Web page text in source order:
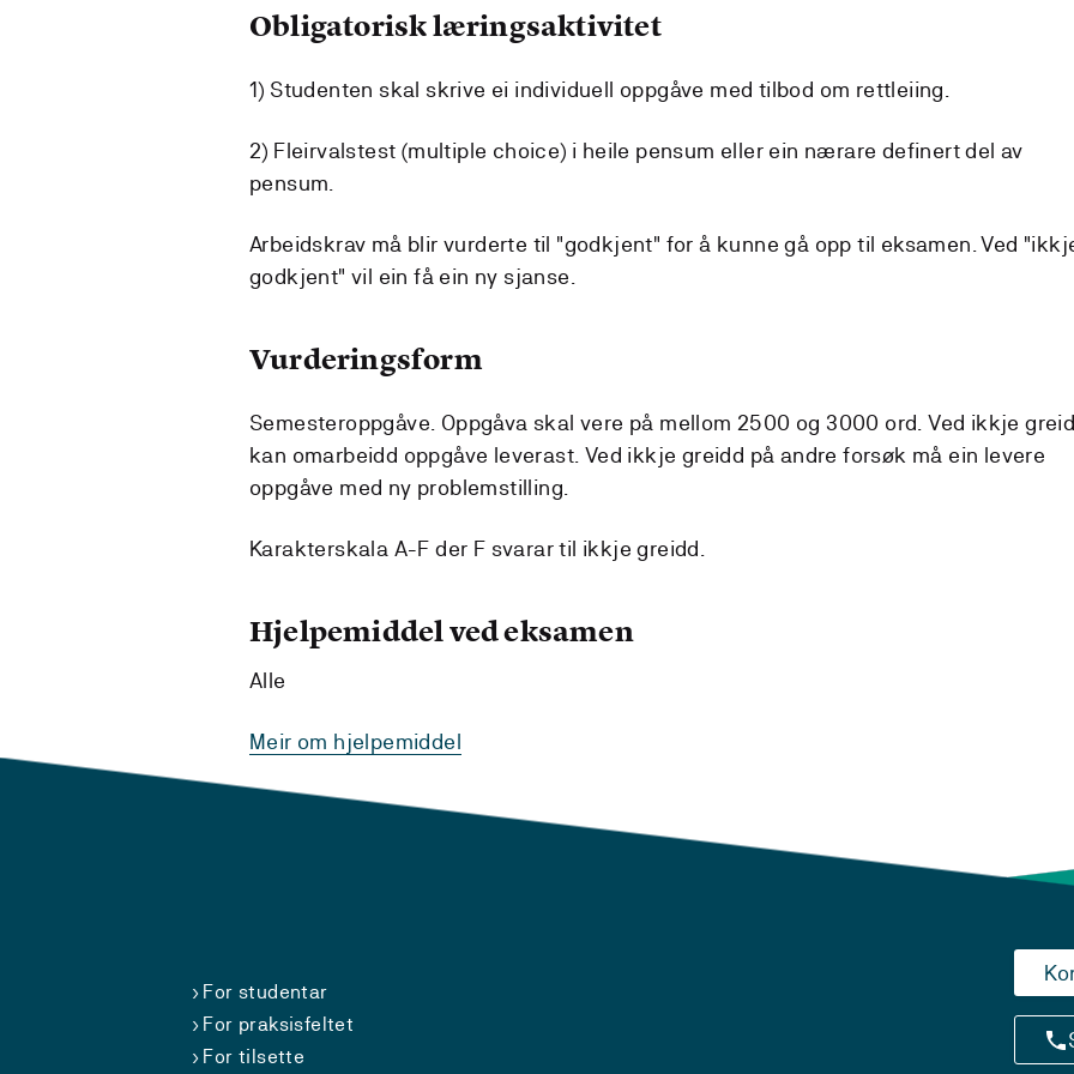
Obligatorisk læringsaktivitet
1) Studenten skal skrive ei individuell oppgåve med tilbod om rettleiing.
2) Fleirvalstest (multiple choice) i heile pensum eller ein nærare definert del av
pensum.
Arbeidskrav må blir vurderte til "godkjent" for å kunne gå opp til eksamen. Ved
godkjent" vil ein få ein ny sjanse.
Vurderingsform
Semesteroppgåve. Oppgåva skal vere på mellom 2500 og 3000 ord. Ved ikkje
kan omarbeidd oppgåve leverast. Ved ikkje greidd på andre forsøk må ein levere
oppgåve med ny problemstilling.
Karakterskala A-F der F svarar til ikkje greidd.
Hjelpemiddel ved eksamen
Alle
Meir om hjelpemiddel
For studentar
For praksisfeltet
For tilsette